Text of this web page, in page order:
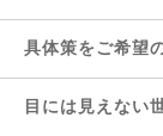
具体策をご希望
目には見えない